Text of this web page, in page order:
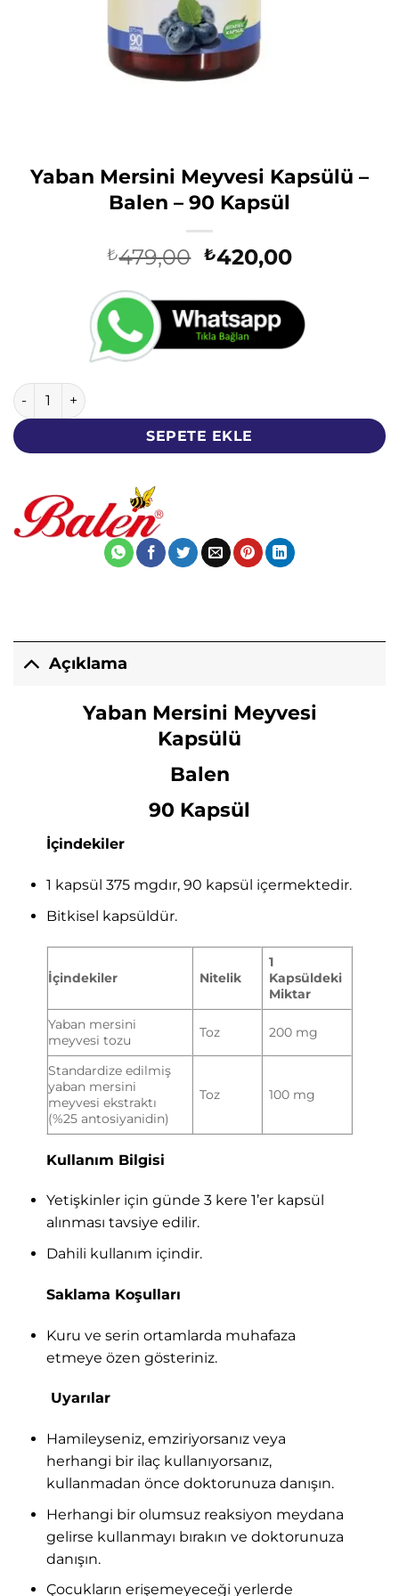
Yaban Mersini Meyvesi Kapsülü –
Balen – 90 Kapsül
₺479,00 Orijinal
₺479,00.
₺420,00Şu
fiyat:
₺420,00.
Yaban Mersini Meyvesi Kapsülü - Balen - 90 Kapsül adet
SEPETE EKLE
Açıklama
Yaban Mersini Meyvesi
Kapsülü
Balen
90 Kapsül
İçindekiler
1 kapsül 375 mgdır, 90 kapsül içermektedir.
Bitkisel kapsüldür.
İçindekiler Nitelik
1
Kapsüldeki
Miktar
Yaban mersini
meyvesi tozu
Toz 200 mg
Standardize edilmiş
yaban mersini
meyvesi ekstraktı
(%25 antosiyanidin)
Toz 100 mg
Kullanım Bilgisi
Yetişkinler için günde 3 kere 1’er kapsül
alınması tavsiye edilir.
Dahili kullanım içindir.
Saklama Koşulları
Kuru ve serin ortamlarda muhafaza
etmeye özen gösteriniz.
Uyarılar
Hamileyseniz, emziriyorsanız veya
herhangi bir ilaç kullanıyorsanız,
kullanmadan önce doktorunuza danışın.
Herhangi bir olumsuz reaksiyon meydana
gelirse kullanmayı bırakın ve doktorunuza
danışın.
Çocukların erişemeyeceği yerlerde